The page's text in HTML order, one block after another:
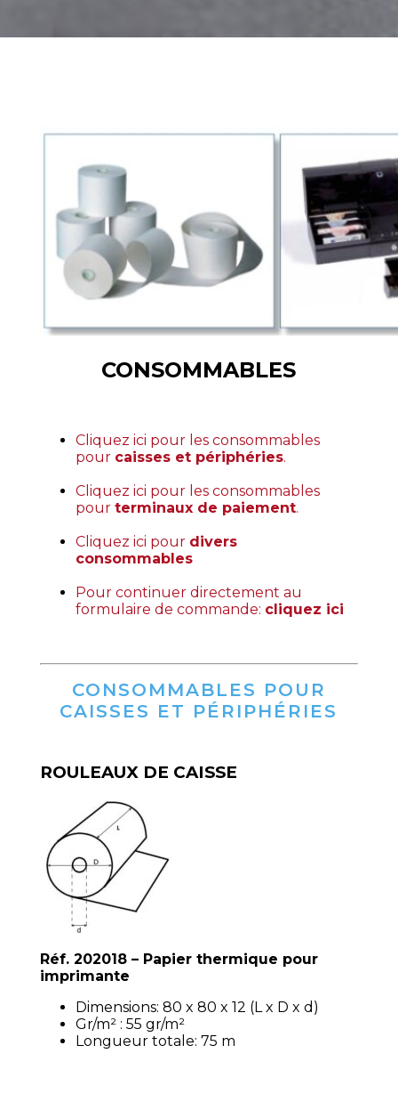
CONSOMMABLES
Cliquez ici pour les consommables
pour caisses et périphéries.
Cliquez ici pour les consommables
pour terminaux de paiement.
Cliquez ici pour divers
consommables
Pour continuer directement au
formulaire de commande: cliquez ici
CONSOMMABLES POUR
CAISSES ET PÉRIPHÉRIES
ROULEAUX DE CAISSE
Réf. 202018 – Papier thermique pour
imprimante
Dimensions: 80 x 80 x 12 (L x D x d)
Gr/m² : 55 gr/m²
Longueur totale: 75 m